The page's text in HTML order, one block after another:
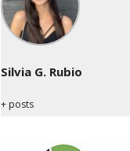
Silvia G. Rubio
+ posts